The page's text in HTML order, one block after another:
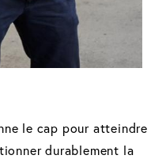
le cap pour atteindre
durablement la